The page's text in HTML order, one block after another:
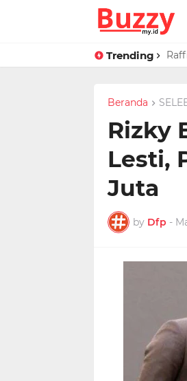
Trending
Beranda
Rizky
Lesti,
Juta
by Dfp -